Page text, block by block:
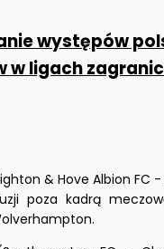
występów
w ligach
& Hove Albion FC
poza kadrą